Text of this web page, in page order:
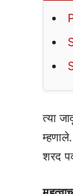
त्या
शरद